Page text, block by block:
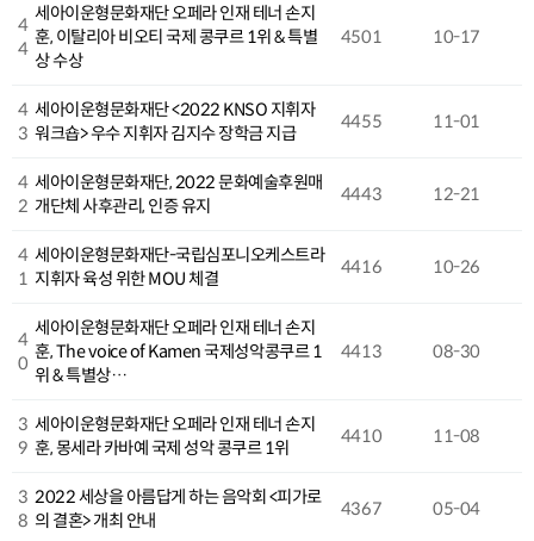
4
4
세아이운형문화재단 오페라 인재 테너 손지
훈, 이탈리아 비오티 국제 콩쿠르 1위 & 특별
상 수상
4501 10-17
4
3
세아이운형문화재단 <2022 KNSO 지휘자
워크숍> 우수 지휘자 김지수 장학금 지급
4455 11-01
4
2
세아이운형문화재단, 2022 문화예술후원매
개단체 사후관리, 인증 유지
4443 12-21
4
1
세아이운형문화재단-국립심포니오케스트라
지휘자 육성 위한 MOU 체결
4416 10-26
4
0
세아이운형문화재단 오페라 인재 테너 손지
훈, The voice of Kamen 국제성악콩쿠르 1
위 & 특별상…
4413 08-30
3
9
세아이운형문화재단 오페라 인재 테너 손지
훈, 몽세라 카바예 국제 성악 콩쿠르 1위
4410 11-08
3
8
2022 세상을 아름답게 하는 음악회 <피가로
의 결혼> 개최 안내
4367 05-04